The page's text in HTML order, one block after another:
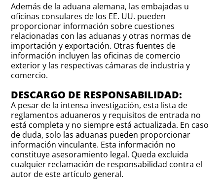
Además de la aduana alemana, las embajadas u
oficinas consulares de los EE. UU. pueden
proporcionar información sobre cuestiones
relacionadas con las aduanas y otras normas de
importación y exportación. Otras fuentes de
información incluyen las oficinas de comercio
exterior y las respectivas cámaras de industria y
comercio.
DESCARGO DE RESPONSABILIDAD:
A pesar de la intensa investigación, esta lista de
reglamentos aduaneros y requisitos de entrada no
está completa y no siempre está actualizada. En caso
de duda, solo las aduanas pueden proporcionar
información vinculante. Esta información no
constituye asesoramiento legal. Queda excluida
cualquier reclamación de responsabilidad contra el
autor de este artículo general.